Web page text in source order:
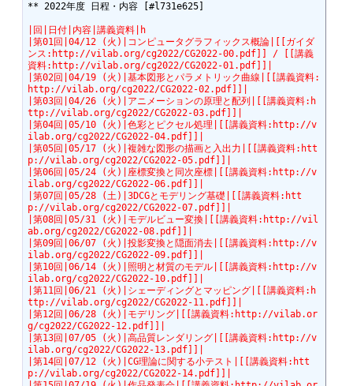
** 2022年度 日程・内容 [#l731e625]
|回|日付|内容|講義資料|h
|第01回|04/12 (火)|コンピュータグラフィックス概論|[[ガイダ
ンス:http://vilab.org/cg2022/CG2022-00.pdf]] / [[講義
資料:http://vilab.org/cg2022/CG2022-01.pdf]]|
|第02回|04/19 (火)|基本図形とパラメトリック曲線|[[講義資料:
http://vilab.org/cg2022/CG2022-02.pdf]]|
|第03回|04/26 (火)|アニメーションの原理と配列|[[講義資料:h
ttp://vilab.org/cg2022/CG2022-03.pdf]]|
|第04回|05/10 (火)|色彩とピクセル処理|[[講義資料:http://v
ilab.org/cg2022/CG2022-04.pdf]]|
|第05回|05/17 (火)|複雑な図形の描画と入出力|[[講義資料:htt
p://vilab.org/cg2022/CG2022-05.pdf]]|
|第06回|05/24 (火)|座標変換と同次座標|[[講義資料:http://v
ilab.org/cg2022/CG2022-06.pdf]]|
|第07回|05/28 (土)|3DCGとモデリング基礎|[[講義資料:htt
p://vilab.org/cg2022/CG2022-07.pdf]]|
|第08回|05/31 (火)|モデルビュー変換|[[講義資料:http://vil
ab.org/cg2022/CG2022-08.pdf]]|
|第09回|06/07 (火)|投影変換と隠面消去|[[講義資料:http://v
ilab.org/cg2022/CG2022-09.pdf]]|
|第10回|06/14 (火)|照明と材質のモデル|[[講義資料:http://v
ilab.org/cg2022/CG2022-10.pdf]]|
|第11回|06/21 (火)|シェーディングとマッピング|[[講義資料:h
ttp://vilab.org/cg2022/CG2022-11.pdf]]|
|第12回|06/28 (火)|モデリング|[[講義資料:http://vilab.or
g/cg2022/CG2022-12.pdf]]|
|第13回|07/05 (火)|高品質レンダリング|[[講義資料:http://v
ilab.org/cg2022/CG2022-13.pdf]]|
|第14回|07/12 (火)|CG理論に関する小テスト|[[講義資料:htt
p://vilab.org/cg2022/CG2022-14.pdf]]|